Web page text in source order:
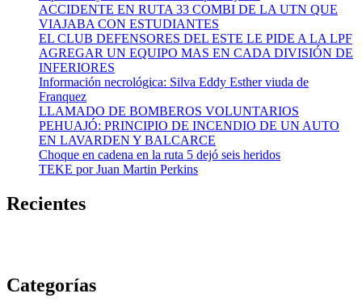
ACCIDENTE EN RUTA 33 COMBI DE LA UTN QUE
VIAJABA CON ESTUDIANTES
EL CLUB DEFENSORES DEL ESTE LE PIDE A LA LPF
AGREGAR UN EQUIPO MAS EN CADA DIVISIÓN DE
INFERIORES
Información necrológica: Silva Eddy Esther viuda de
Franquez
LLAMADO DE BOMBEROS VOLUNTARIOS
PEHUAJÓ: PRINCIPIO DE INCENDIO DE UN AUTO
EN LAVARDEN Y BALCARCE
Choque en cadena en la ruta 5 dejó seis heridos
TEKE por Juan Martin Perkins
Recientes
Categorías